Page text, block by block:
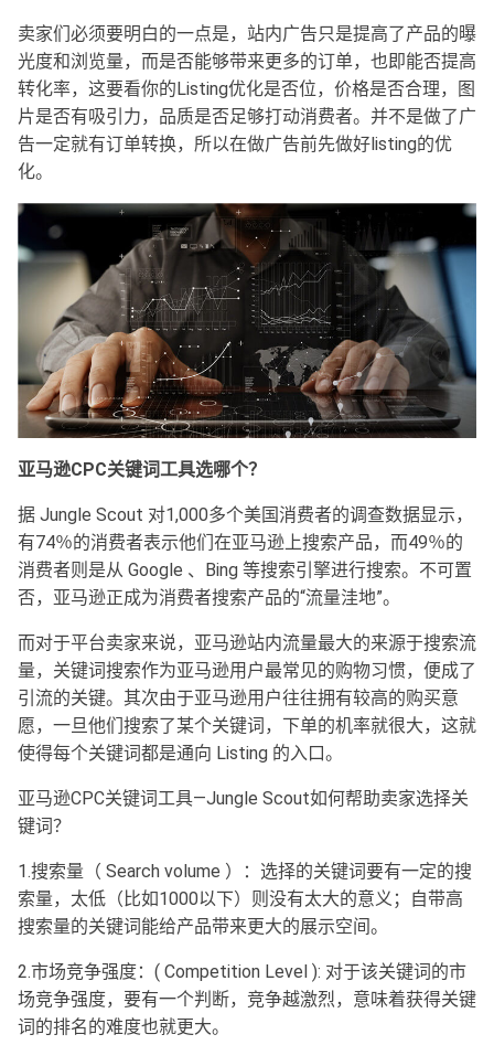
卖家们必须要明白的一点是，站内广告只是提高了产品的曝
光度和浏览量，而是否能够带来更多的订单，也即能否提高
转化率，这要看你的Listing优化是否位，价格是否合理，图
片是否有吸引力，品质是否足够打动消费者。并不是做了广
告一定就有订单转换，所以在做广告前先做好listing的优
化。
亚马逊CPC关键词工具选哪个？
据 Jungle Scout 对1,000多个美国消费者的调查数据显示，
有74％的消费者表示他们在亚马逊上搜索产品，而49％的
消费者则是从 Google 、Bing 等搜索引擎进行搜索。不可置
否，亚马逊正成为消费者搜索产品的“流量洼地”。
而对于平台卖家来说，亚马逊站内流量最大的来源于搜索流
量，关键词搜索作为亚马逊用户最常见的购物习惯，便成了
引流的关键。其次由于亚马逊用户往往拥有较高的购买意
愿，一旦他们搜索了某个关键词，下单的机率就很大，这就
使得每个关键词都是通向 Listing 的入口。
亚马逊CPC关键词工具—Jungle Scout如何帮助卖家选择关
键词？
1.搜索量（ Search volume ）：选择的关键词要有一定的搜
索量，太低（比如1000以下）则没有太大的意义；自带高
搜索量的关键词能给产品带来更大的展示空间。
2.市场竞争强度：( Competition Level ): 对于该关键词的市
场竞争强度，要有一个判断，竞争越激烈，意味着获得关键
词的排名的难度也就更大。